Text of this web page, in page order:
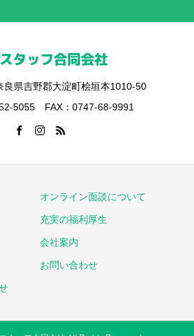
県吉野郡大淀町桧垣本1010-50
5055 FAX：0747-68-9991
オンライン面談について
充実の福利厚生
会社案内
お問い合わせ